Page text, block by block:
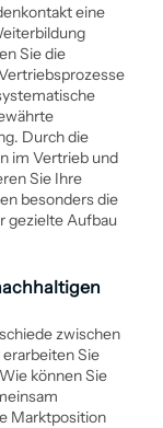
eine
Sie die
Durch die
im Vertrieb und
Sie Ihre
besonders die
gezielte Aufbau
zwischen
Sie
können Sie
Marktposition